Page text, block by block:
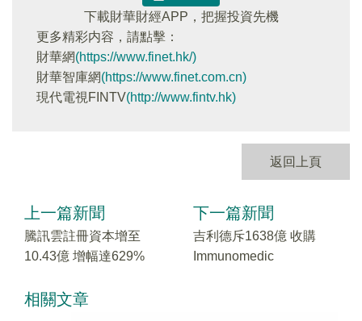
下載財華財經APP，把握投資先機
更多精彩内容，請點擊：
財華網(https://www.finet.hk/)
財華智庫網(https://www.finet.com.cn)
現代電視FINTV(http://www.fintv.hk)
返回上頁
上一篇新聞
騰訊雲註冊資本增至
10.43億 增幅達629%
下一篇新聞
吉利德斥1638億 收購
Immunomedic
相關文章